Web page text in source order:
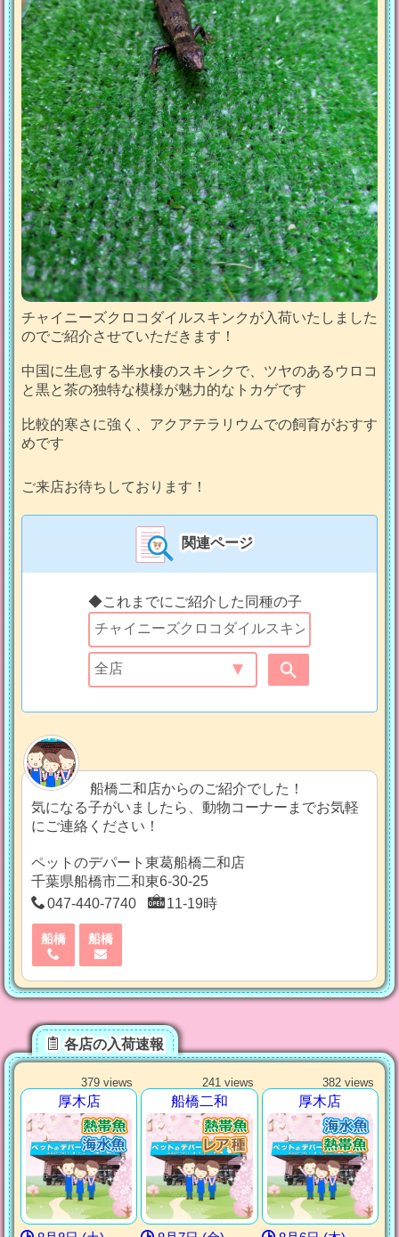
チャイニーズクロコダイルスキンクが入荷いたしました
のでご紹介させていただきます！
中国に生息する半水棲のスキンクで、ツヤのあるウロコ
と黒と茶の独特な模様が魅力的なトカゲです
比較的寒さに強く、アクアテラリウムでの飼育がおすす
めです
ご来店お待ちしております！
関連ページ
◆これまでにご紹介した同種の子
船橋二和店からのご紹介でした！
気になる子がいましたら、動物コーナーまでお気軽
にご連絡ください！
ペットのデパート東葛船橋二和店
千葉県船橋市二和東6-30-25
047-440-7740
11-19時
船橋 船橋
各店の入荷速報
379 views
厚木店
241 views
船橋二和
382 views
厚木店